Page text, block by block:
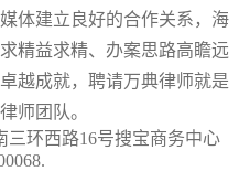
体建立良好的合作关系，海
精益求精、办案思路高瞻远
越成就，聘请万典律师就是
师团队。
环西路16号搜宝商务中心